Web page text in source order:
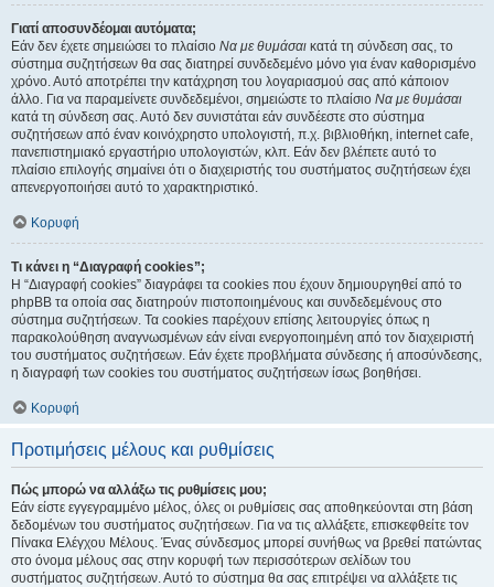
Γιατί αποσυνδέομαι αυτόματα;
Εάν δεν έχετε σημειώσει το πλαίσιο Να με θυμάσαι κατά τη σύνδεση σας, το
σύστημα συζητήσεων θα σας διατηρεί συνδεδεμένο μόνο για έναν καθορισμένο
χρόνο. Αυτό αποτρέπει την κατάχρηση του λογαριασμού σας από κάποιον
άλλο. Για να παραμείνετε συνδεδεμένοι, σημειώστε το πλαίσιο Να με θυμάσαι
κατά τη σύνδεση σας. Αυτό δεν συνιστάται εάν συνδέεστε στο σύστημα
συζητήσεων από έναν κοινόχρηστο υπολογιστή, π.χ. βιβλιοθήκη, internet cafe,
πανεπιστημιακό εργαστήριο υπολογιστών, κλπ. Εάν δεν βλέπετε αυτό το
πλαίσιο επιλογής σημαίνει ότι ο διαχειριστής του συστήματος συζητήσεων έχει
απενεργοποιήσει αυτό το χαρακτηριστικό.
Κορυφή
Τι κάνει η “Διαγραφή cookies”;
Η “Διαγραφή cookies” διαγράφει τα cookies που έχουν δημιουργηθεί από το
phpBB τα οποία σας διατηρούν πιστοποιημένους και συνδεδεμένους στο
σύστημα συζητήσεων. Τα cookies παρέχουν επίσης λειτουργίες όπως η
παρακολούθηση αναγνωσμένων εάν είναι ενεργοποιημένη από τον διαχειριστή
του συστήματος συζητήσεων. Εάν έχετε προβλήματα σύνδεσης ή αποσύνδεσης,
η διαγραφή των cookies του συστήματος συζητήσεων ίσως βοηθήσει.
Κορυφή
Προτιμήσεις μέλους και ρυθμίσεις
Πώς μπορώ να αλλάξω τις ρυθμίσεις μου;
Εάν είστε εγγεγραμμένο μέλος, όλες οι ρυθμίσεις σας αποθηκεύονται στη βάση
δεδομένων του συστήματος συζητήσεων. Για να τις αλλάξετε, επισκεφθείτε τον
Πίνακα Ελέγχου Μέλους. Ένας σύνδεσμος μπορεί συνήθως να βρεθεί πατώντας
στο όνομα μέλους σας στην κορυφή των περισσότερων σελίδων του
συστήματος συζητήσεων. Αυτό το σύστημα θα σας επιτρέψει να αλλάξετε τις